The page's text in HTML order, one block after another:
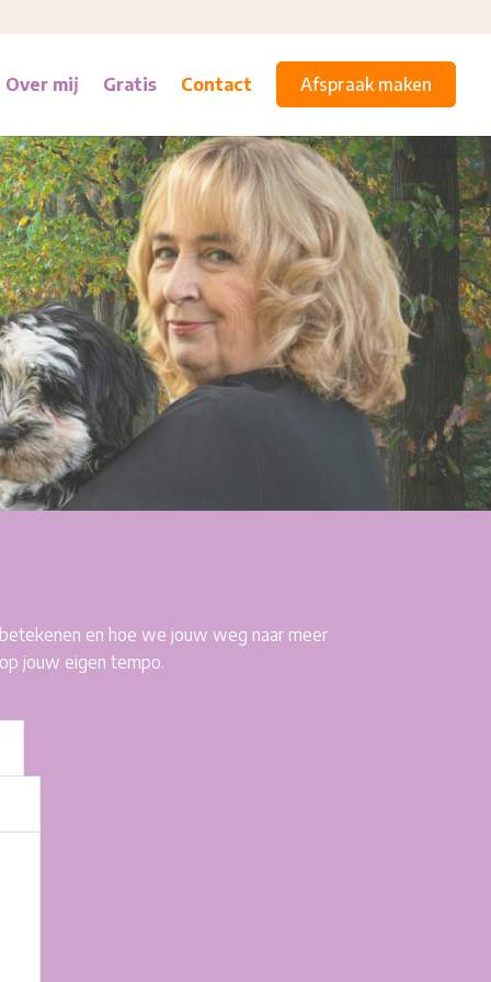
Over mij Gratis Contact Afspraak maken
en hoe we jouw weg naar meer
jouw eigen tempo.